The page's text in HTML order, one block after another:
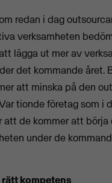
redan i dag
verksamheten
lägga ut mer av
det kommande året.
att minska på den
tionde företag som i
att de kommer att börja
under de
kompetens